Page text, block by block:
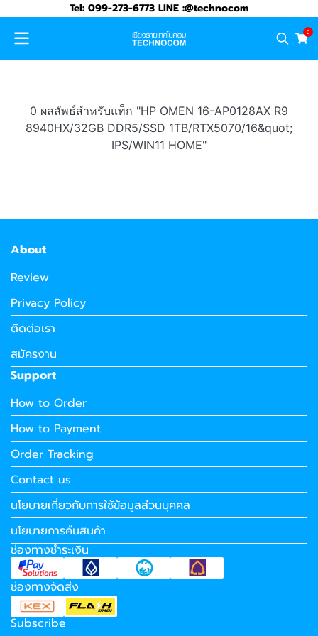
Tel: 099-273-6773 LINE :@technocom
0
0 ผลลัพธ์สำหรับแท็ก "HP OMEN 16-AP0128AX R9
8940HX/32GB DDR5/SSD 1TB/RTX5070/16&quot;
IPS/WIN11 HOME"
About
Review
Privacy Policy
ติดต่อเรา
สมัครงาน
Support
How to Order
How to Payment
Order Tracking
Contact us
นโยบายเกี่ยวกับการใช้ข้อมูลส่วนบุคคล
นโยบายการคืนสินค้า
ช่องทางชำระเงิน
ช่องทางจัดส่ง
Subscribe